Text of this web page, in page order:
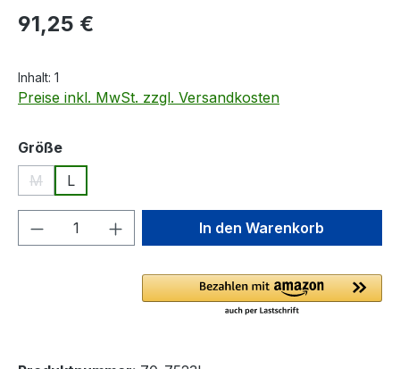
Regulärer Preis:
91,25 €
Inhalt: 1
Preise inkl. MwSt. zzgl. Versandkosten
Größeauswählen
M
(Diese Option ist zurzeit nicht verfügbar.)
L
Produkt Anzahl: Gib denIn den Warenkorb